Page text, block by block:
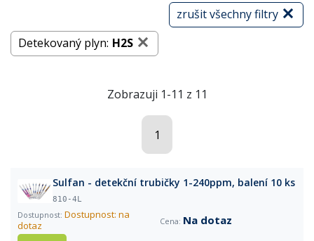
zrušit všechny filtry
Detekovaný plyn: H2S
Zobrazuji 1-11 z 11
1
Sulfan - detekční trubičky 1-240ppm, balení 10 ks
810-4L
Dostupnost: na
dotaz
Na dotaz